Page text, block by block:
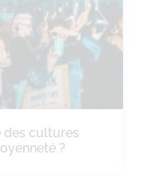
des cultures
?